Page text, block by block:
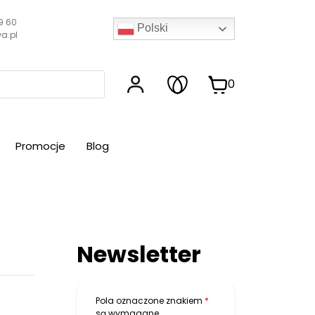
60
Polski
0
Promocje Blog
Newsletter
Pola oznaczone znakiem *